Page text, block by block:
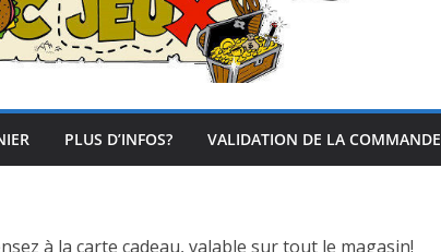
PLUS D’INFOS? VALIDATION DE LA COMMANDE
à la carte cadeau, valable sur tout le magasin!